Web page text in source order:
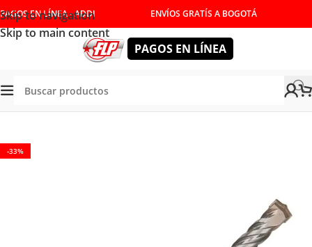
Skip to navigation
Skip to main content
PAGOS EN LÍNEA - ADDI ENVÍOS GRATÍS A BOGOTÁ
PAGOS EN LÍNEA
Tienda/HERRAMIENTAS MANUALES CORTE Y DESBASTE
-33%